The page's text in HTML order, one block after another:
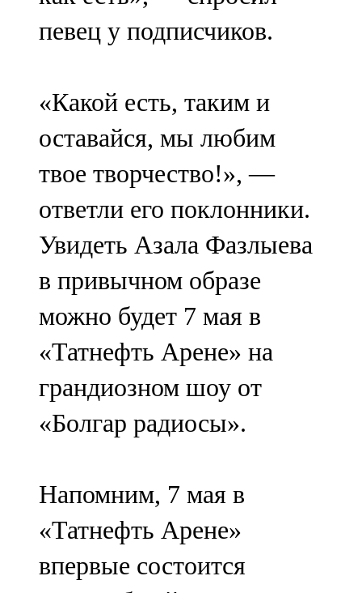
102,6 FM
107,7 FM
Чистай
103,0 FM
Чүпрәле
91,0 FM
Шәмәрдән
102,3 FM
Яңа чишмә
107,0 FM
Яр Чаллы
певец у подписчиков.
«Какой есть, таким и
оставайся, мы любим
твое творчество!», —
ответли его поклонники.
Увидеть Азала Фазлыева
в привычном образе
можно будет 7 мая в
«Татнефть Арене» на
грандиозном шоу от
«Болгар радиосы».
Напомним, 7 мая в
«Татнефть Арене»
впервые состоится